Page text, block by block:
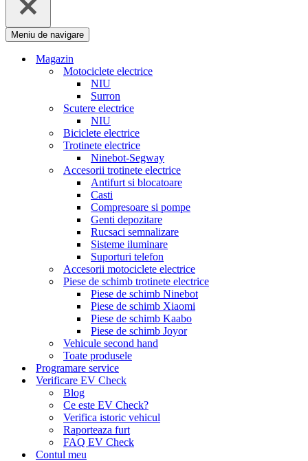
Meniu de navigare
Magazin
Motociclete electrice
NIU
Surron
Scutere electrice
NIU
Biciclete electrice
Trotinete electrice
Ninebot-Segway
Accesorii trotinete electrice
Antifurt si blocatoare
Casti
Compresoare si pompe
Genti depozitare
Rucsaci semnalizare
Sisteme iluminare
Suporturi telefon
Accesorii motociclete electrice
Piese de schimb trotinete electrice
Piese de schimb Ninebot
Piese de schimb Xiaomi
Piese de schimb Kaabo
Piese de schimb Joyor
Vehicule second hand
Toate produsele
Programare service
Verificare EV Check
Blog
Ce este EV Check?
Verifica istoric vehicul
Raporteaza furt
FAQ EV Check
Contul meu